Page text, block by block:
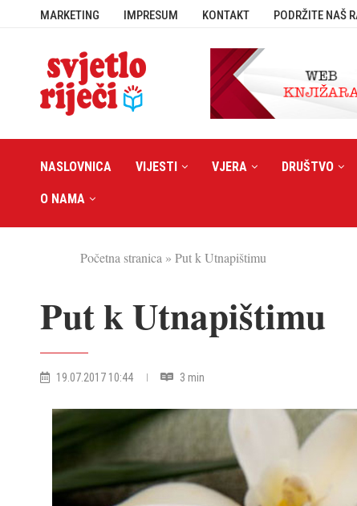
MARKETING IMPRESUM KONTAKT PODRŽITE NAŠ
NASLOVNICA VIJESTI VJERA DRUŠTVO
O NAMA
Početna stranica » Put k Utnapištimu
Put k Utnapištimu
19.07.2017 10:44 3 min